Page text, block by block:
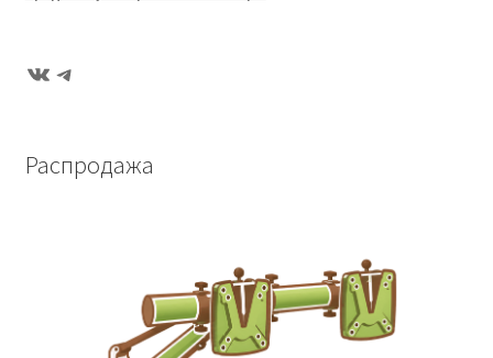
ВКонтакте
Telegram
Распродажа